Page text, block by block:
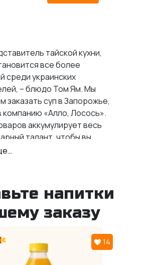
тайской кухни,
все более
среди украинских
– блюдо Том Ям. Мы
заказать суп в Запорожье,
компанию «Алло, Лосось».
аккумулирует весь
талант, чтобы вы
нашим постоянным
в суп Том
практически во всех
В этом супе она достигается
чеснока. Среди
напитки
заказу
14